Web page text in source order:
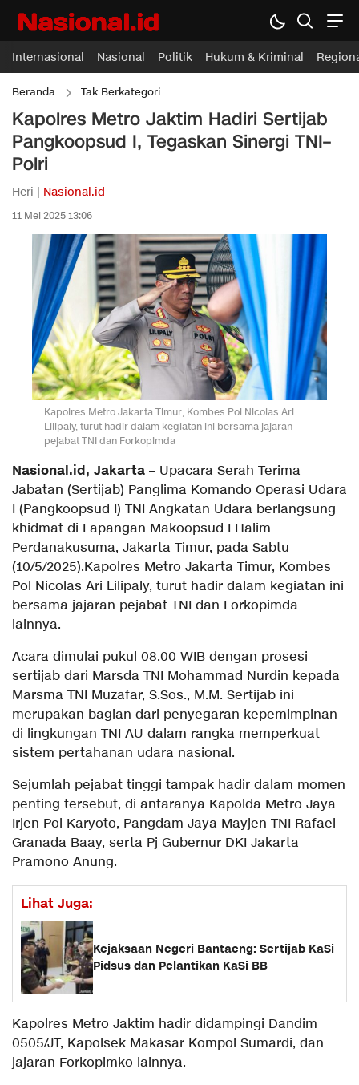
Internasional Nasional Politik Hukum & Kriminal
Beranda Tak Berkategori
Kapolres Metro Jaktim Hadiri Sertijab
Pangkoopsud I, Tegaskan Sinergi TNI–
Polri
Heri | Nasional.id
11 Mei 2025 13:06
Kapolres Metro Jakarta Timur, Kombes Pol Nicolas Ari
Lilipaly, turut hadir dalam kegiatan ini bersama jajaran
pejabat TNI dan Forkopimda
Nasional.id, Jakarta – Upacara Serah Terima
Jabatan (Sertijab) Panglima Komando Operasi Udara
I (Pangkoopsud I) TNI Angkatan Udara berlangsung
khidmat di Lapangan Makoopsud I Halim
Perdanakusuma, Jakarta Timur, pada Sabtu
(10/5/2025).Kapolres Metro Jakarta Timur, Kombes
Pol Nicolas Ari Lilipaly, turut hadir dalam kegiatan ini
bersama jajaran pejabat TNI dan Forkopimda
lainnya.
Acara dimulai pukul 08.00 WIB dengan prosesi
sertijab dari Marsda TNI Mohammad Nurdin kepada
Marsma TNI Muzafar, S.Sos., M.M. Sertijab ini
merupakan bagian dari penyegaran kepemimpinan
di lingkungan TNI AU dalam rangka memperkuat
sistem pertahanan udara nasional.
Sejumlah pejabat tinggi tampak hadir dalam momen
penting tersebut, di antaranya Kapolda Metro Jaya
Irjen Pol Karyoto, Pangdam Jaya Mayjen TNI Rafael
Granada Baay, serta Pj Gubernur DKI Jakarta
Pramono Anung.
Lihat Juga:
Kejaksaan Negeri Bantaeng: Sertijab KaSi
Pidsus dan Pelantikan KaSi BB
Kapolres Metro Jaktim hadir didampingi Dandim
0505/JT, Kapolsek Makasar Kompol Sumardi, dan
jajaran Forkopimko lainnya.